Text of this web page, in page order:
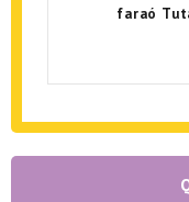
faraó